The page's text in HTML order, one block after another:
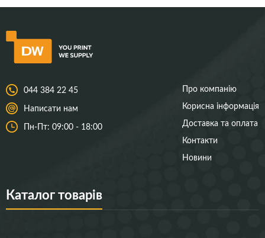
044 384 22 45
Написати нам
Пн-Пт: 09:00 - 18:00
Про компанію
Корисна інформація
Доставка та оплата
Контакти
Новини
Каталог товарів